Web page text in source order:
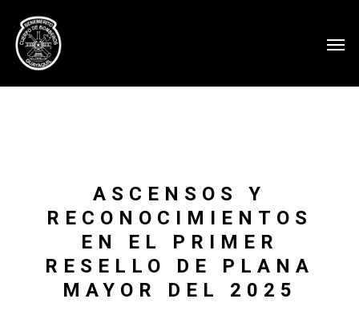
ASCENSOS Y
RECONOCIMIENTOS
EN EL PRIMER
RESELLO DE PLANA
MAYOR DEL 2025